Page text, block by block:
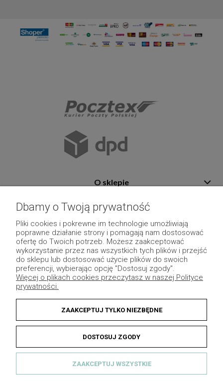
O sklepie
Płatność i dostawa
Moje konto
Pozostałe
Dbamy o Twoją prywatność
Pliki cookies i pokrewne im technologie umożliwiają
poprawne działanie strony i pomagają nam dostosować
ofertę do Twoich potrzeb. Możesz zaakceptować
wykorzystanie przez nas wszystkich tych plików i przejść
do sklepu lub dostosować użycie plików do swoich
preferencji, wybierając opcję "Dostosuj zgody".
Więcej o plikach cookies przeczytasz w naszej Polityce
prywatności.
ZAAKCEPTUJ TYLKO NIEZBĘDNE
DOSTOSUJ ZGODY
ZAAKCEPTUJ WSZYSTKIE